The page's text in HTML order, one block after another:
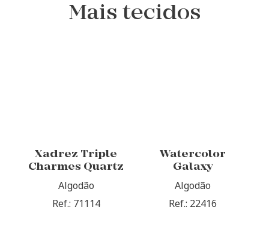
Mais tecidos
Xadrez Triple
Charmes Quartz
Algodão
Ref.: 71114
Watercolor
Galaxy
Algodão
Ref.: 22416